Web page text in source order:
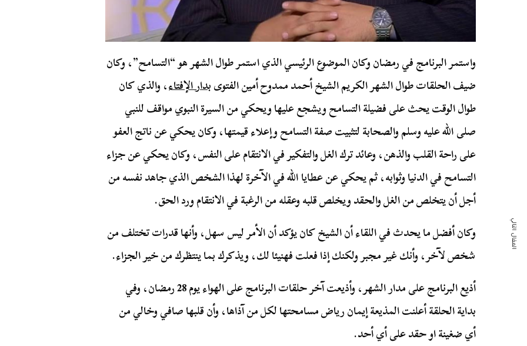
واستمر البرنامج في رمضان وكان الموضوع الرئيسي الذي استمر طوال الشهر هو “التسامح”، وكان
ضيف الحلقات طوال الشهر الكريم الشيخ أحمد ممدوح أمين الفتوىبدار الإفتاء، والذي كان
طوال الوقت يحث على فضيلة التسامح ويشجع عليها ويحكي من السيرة النبوي مواقف للنبي
صلى الله عليه وسلم والصحابة لتثبيت صفة التسامح وإعلاء قيمتها، وكان يحكي عن ناتج العفو
على راحة القلب والذهن، وعائد ترك الغل والتفكير في الانتقام على النفس، وكان يحكي عن جزاء
التسامح في الدنيا وثوابه، ثم يحكي عن عطايا الله في الآخرة لهذا الشخص الذي جاهد نفسه من
أجل أن يتخلص من الغل والحقد ويخلص قلبه وعقله من الرغبة في الانتقام ورد الحق.
وكان أفضل ما يحدث في اللقاء أن الشيخ كان يؤكد أن الأمر ليس سهل، وأنها قدرات تختلف من
شخص لآخر، وأنك غير مجبر ولكنك إذا فعلت فهنيئا لك، ويذكرك بما ينتظرك من خير الجزاء.
أذيع البرنامج على مدار الشهر، وأذيعت آخر حلقات البرنامج على الهواء يوم 28 رمضان، وفي
بداية الحلقة أعلنت المذيعة إيمان رياض مسامحتها لكل من آذاها، وأن قلبها صافي وخالي من
أي ضغينة او حقد على أي أحد.
المقال التالي